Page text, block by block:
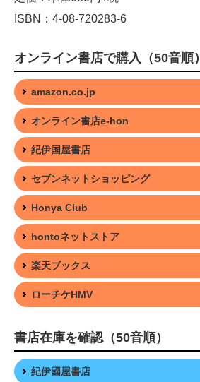
ISBN：4-08-720283-6
オンライン書店で購入（50音順）
amazon.co.jp
オンライン書店e-hon
紀伊国屋書店
セブンネットショッピング
Honya Club
hontoネットストア
楽天ブックス
ローチケHMV
書店在庫を確認（50音順）
紀伊國屋書店